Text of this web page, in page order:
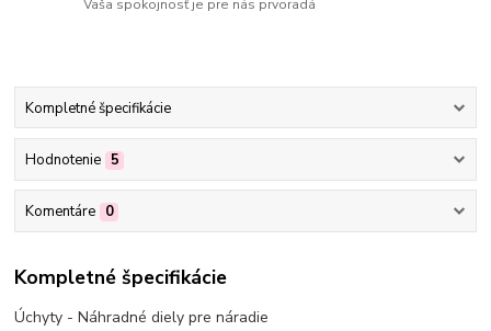
Vaša spokojnosť je pre nás prvoradá
Kompletné špecifikácie
Hodnotenie 5
Komentáre 0
Kompletné špecifikácie
Úchyty - Náhradné diely pre náradie